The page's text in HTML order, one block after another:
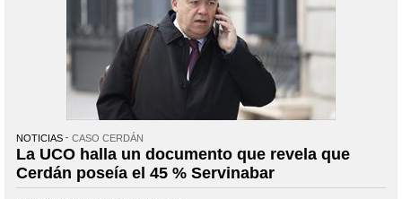
NOTICIAS CASO CERDÁN
La UCO halla un documento que revela que
Cerdán poseía el 45 % Servinabar